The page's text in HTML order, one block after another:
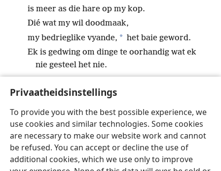
Privaatheidsinstellings
To provide you with the best possible experience, we
use cookies and similar technologies. Some cookies
are necessary to make our website work and cannot
be refused. You can accept or decline the use of
additional cookies, which we use only to improve
is meer as die hare op my kop.
Dié wat my wil doodmaak,
my bedrieglike vyande, * het baie geword.
Ek is gedwing om dinge te oorhandig wat ek
nie gesteel het nie.
Afrikaans Voorkeure
Copyright© 2026 Watch Tower Bible and Tract Society of Pennsylvania
Gebruiksvoorwaardes Privaatheidsbeleid
Privaatheidsinstellings
JW.ORG
Meld aan